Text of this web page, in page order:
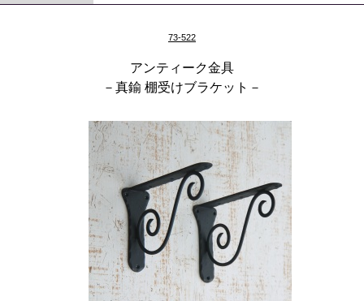
73-522
アンティーク金具
－真鍮 棚受けブラケット－